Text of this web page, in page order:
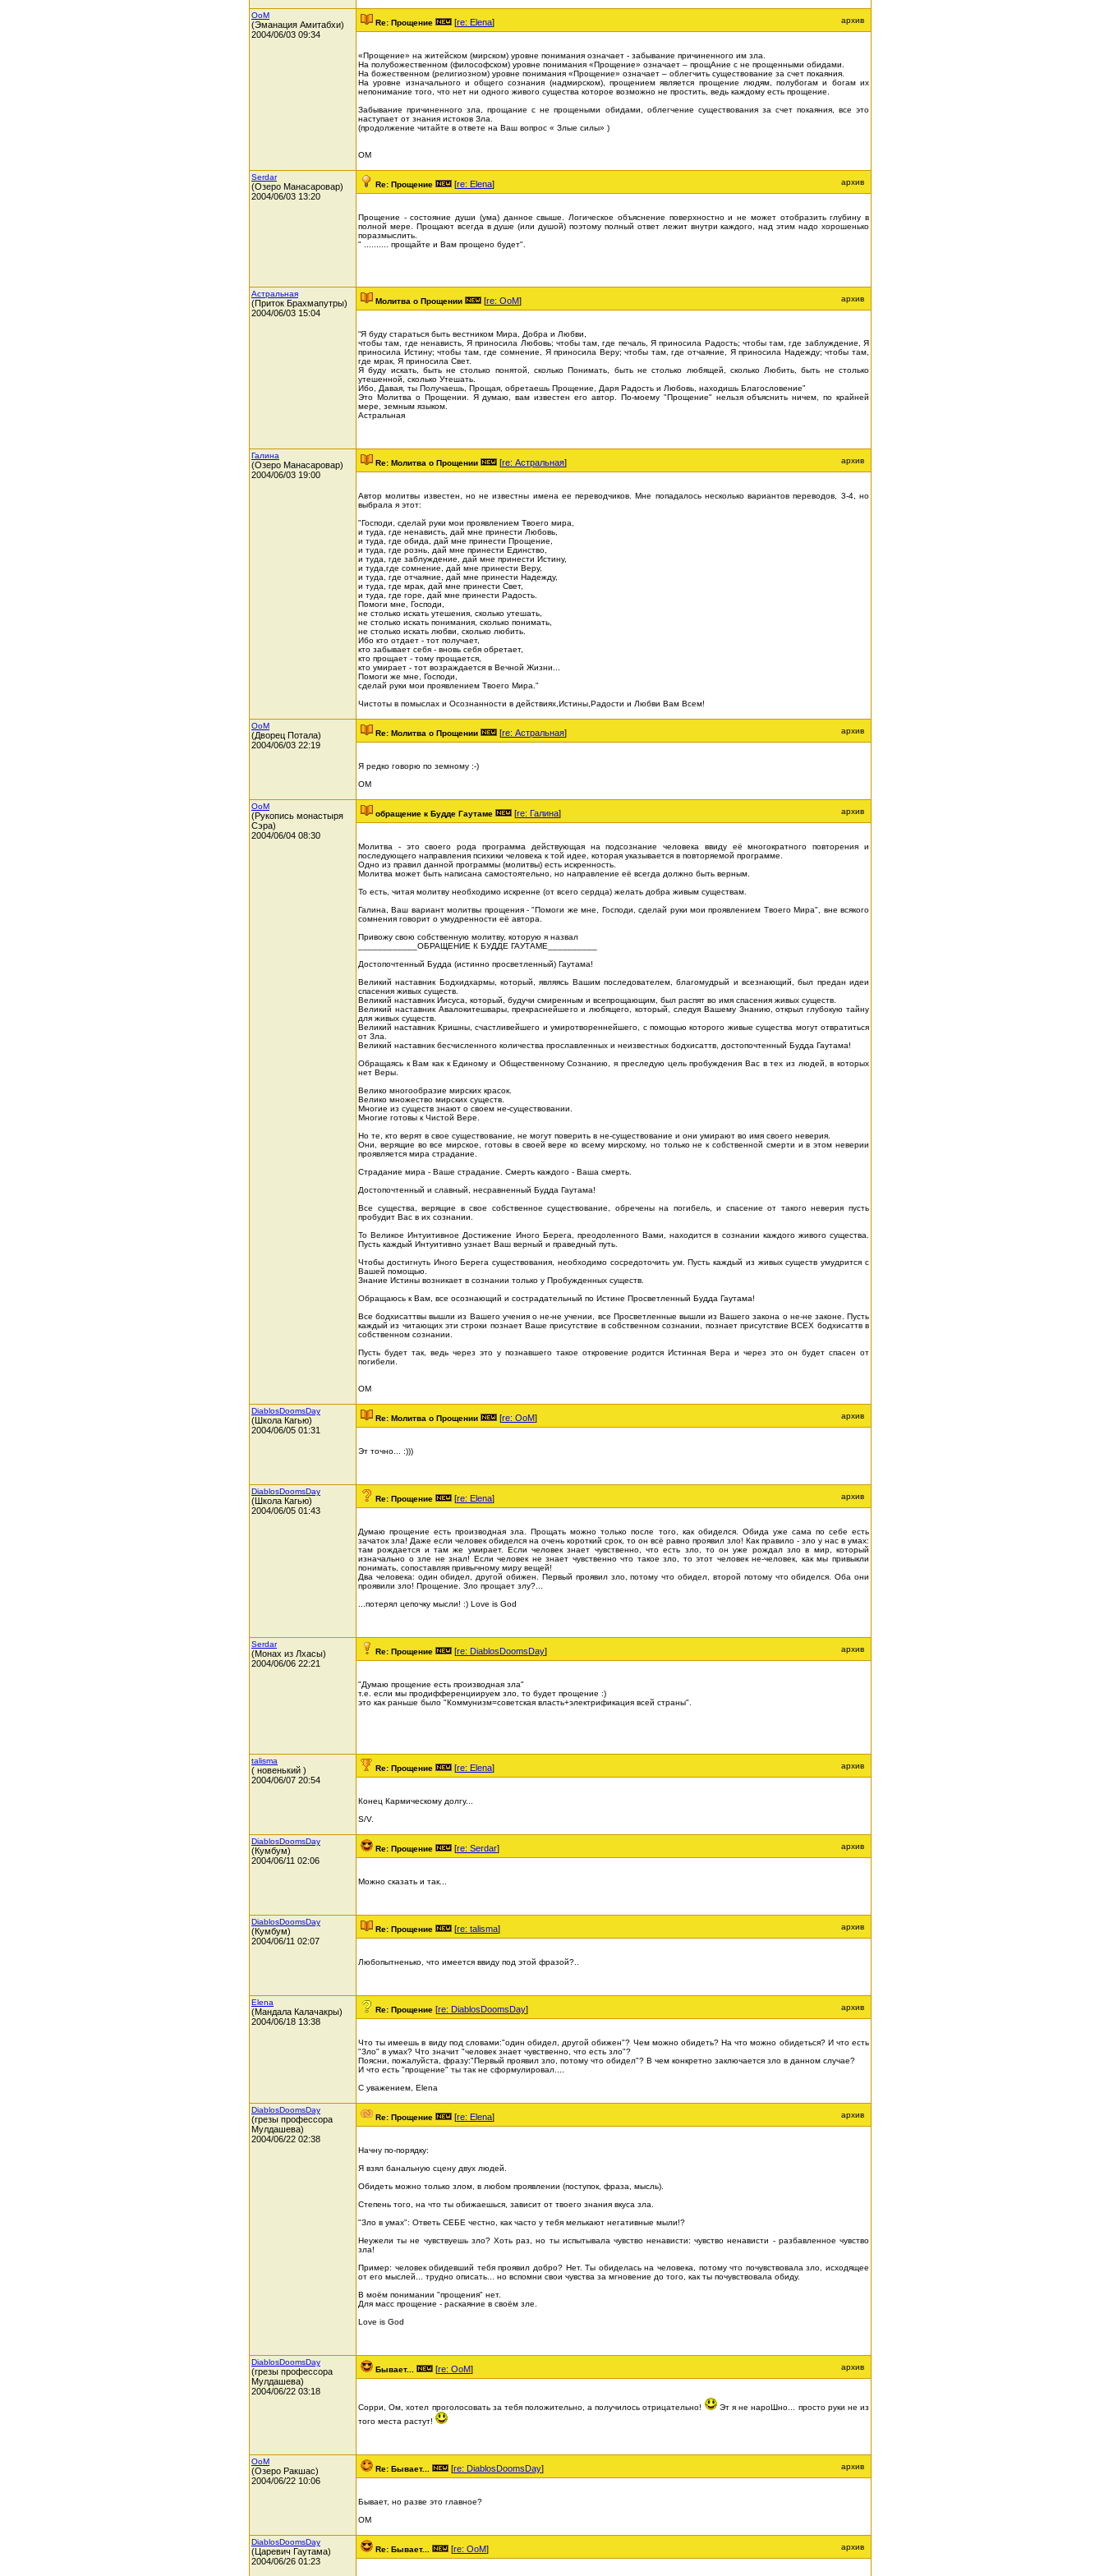
OoM
(Эманация Амитабхи)
2004/06/03 09:34
Re: Прощение [re: Elena] архив
«Прощение» на житейском (мирском) уровне понимания означает - забывание причиненного им зла.
На полубожественном (философском) уровне понимания «Прощение» означает – прощАние с не прощенными обидами.
На божественном (религиозном) уровне понимания «Прощение» означает – облегчить существование за счет покаяния.
На уровне изначального и общего сознания (надмирском), прощением является прощение людям, полубогам и богам их
непонимание того, что нет ни одного живого существа которое возможно не простить, ведь каждому есть прощение.
Забывание причиненного зла, прощание с не прощеными обидами, облегчение существования за счет покаяния, все это
наступает от знания истоков Зла.
(продолжение читайте в ответе на Ваш вопрос « Злые силы» )
ОМ
Serdar
(Озеро Манасаровар)
2004/06/03 13:20
Re: Прощение [re: Elena] архив
Прощение - состояние души (ума) данное свыше. Логическое объяснение поверхностно и не может отобразить глубину в
полной мере. Прощают всегда в душе (или душой) поэтому полный ответ лежит внутри каждого, над этим надо хорошенько
поразмыслить.
" .......... прощайте и Вам прощено будет".
Астральная
(Приток Брахмапутры)
2004/06/03 15:04
Молитва о Прощении [re: OoM] архив
“Я буду стараться быть вестником Мира, Добра и Любви,
чтобы там, где ненависть, Я приносила Любовь; чтобы там, где печаль, Я приносила Радость; чтобы там, где заблуждение, Я
приносила Истину; чтобы там, где сомнение, Я приносила Веру; чтобы там, где отчаяние, Я приносила Надежду; чтобы там,
где мрак, Я приносила Свет.
Я буду искать, быть не столько понятой, сколько Понимать, быть не столько любящей, сколько Любить, быть не столько
утешенной, сколько Утешать.
Ибо, Давая, ты Получаешь, Прощая, обретаешь Прощение, Даря Радость и Любовь, находишь Благословение”
Это Молитва о Прощении. Я думаю, вам известен его автор. По-моему "Прощение" нельзя объяснить ничем, по крайней
мере, земным языком.
Астральная
Галина
(Озеро Манасаровар)
2004/06/03 19:00
Re: Молитва о Прощении [re: Астральная] архив
Автор молитвы известен, но не известны имена ее переводчиков. Мне попадалось несколько вариантов переводов, 3-4, но
выбрала я этот:
"Господи, сделай руки мои проявлением Твоего мира,
и туда, где ненависть, дай мне принести Любовь,
и туда, где обида, дай мне принести Прощение,
и туда, где рознь, дай мне принести Единство,
и туда, где заблуждение, дай мне принести Истину,
и туда,где сомнение, дай мне принести Веру,
и туда, где отчаяние, дай мне принести Надежду,
и туда, где мрак, дай мне принести Свет,
и туда, где горе, дай мне принести Радость.
Помоги мне, Господи,
не столько искать утешения, сколько утешать,
не столько искать понимания, сколько понимать,
не столько искать любви, сколько любить.
Ибо кто отдает - тот получает,
кто забывает себя - вновь себя обретает,
кто прощает - тому прощается,
кто умирает - тот возраждается в Вечной Жизни...
Помоги же мне, Господи,
сделай руки мои проявлением Твоего Мира."
Чистоты в помыслах и Осознанности в действиях,Истины,Радости и Любви Вам Всем!
OoM
(Дворец Потала)
2004/06/03 22:19
Re: Молитва о Прощении [re: Астральная] архив
Я редко говорю по земному :-)
ОМ
OoM
(Рукопись монастыря
Сэра)
2004/06/04 08:30
обращение к Будде Гаутаме [re: Галина] архив
Молитва - это своего рода программа действующая на подсознание человека ввиду её многократного повторения и
последующего направления психики человека к той идее, которая указывается в повторяемой программе.
Одно из правил данной программы (молитвы) есть искренность.
Молитва может быть написана самостоятельно, но направление её всегда должно быть верным.
То есть, читая молитву необходимо искренне (от всего сердца) желать добра живым существам.
Галина, Ваш вариант молитвы прощения - "Помоги же мне, Господи, сделай руки мои проявлением Твоего Мира", вне всякого
сомнения говорит о умудренности её автора.
Привожу свою собственную молитву, которую я назвал
____________ОБРАЩЕНИЕ К БУДДЕ ГАУТАМЕ__________
Достопочтенный Будда (истинно просветленный) Гаутама!
Великий наставник Бодхидхармы, который, являясь Вашим последователем, благомудрый и всезнающий, был предан идеи
спасения живых существ.
Великий наставник Иисуса, который, будучи смиренным и всепрощающим, был распят во имя спасения живых существ.
Великий наставник Авалокитешвары, прекраснейшего и любящего, который, следуя Вашему Знанию, открыл глубокую тайну
для живых существ.
Великий наставник Кришны, счастливейшего и умиротвореннейшего, с помощью которого живые существа могут отвратиться
от Зла.
Великий наставник бесчисленного количества прославленных и неизвестных бодхисаттв, достопочтенный Будда Гаутама!
Обращаясь к Вам как к Единому и Общественному Сознанию, я преследую цель пробуждения Вас в тех из людей, в которых
нет Веры.
Велико многообразие мирских красок.
Велико множество мирских существ.
Многие из существ знают о своем не-существовании.
Многие готовы к Чистой Вере.
Но те, кто верят в свое существование, не могут поверить в не-существование и они умирают во имя своего неверия.
Они, верящие во все мирское, готовы в своей вере ко всему мирскому, но только не к собственной смерти и в этом неверии
проявляется мира страдание.
Страдание мира - Ваше страдание. Смерть каждого - Ваша смерть.
Достопочтенный и славный, несравненный Будда Гаутама!
Все существа, верящие в свое собственное существование, обречены на погибель, и спасение от такого неверия пусть
пробудит Вас в их сознании.
То Великое Интуитивное Достижение Иного Берега, преодоленного Вами, находится в сознании каждого живого существа.
Пусть каждый Интуитивно узнает Ваш верный и праведный путь.
Чтобы достигнуть Иного Берега существования, необходимо сосредоточить ум. Пусть каждый из живых существ умудрится с
Вашей помощью.
Знание Истины возникает в сознании только у Пробужденных существ.
Обращаюсь к Вам, все осознающий и сострадательный по Истине Просветленный Будда Гаутама!
Все бодхисаттвы вышли из Вашего учения о не-не учении, все Просветленные вышли из Вашего закона о не-не законе. Пусть
каждый из читающих эти строки познает Ваше присутствие в собственном сознании, познает присутствие ВСЕХ бодхисаттв в
собственном сознании.
Пусть будет так, ведь через это у познавшего такое откровение родится Истинная Вера и через это он будет спасен от
погибели.
ОМ
DiablosDoomsDay
(Школа Кагью)
2004/06/05 01:31
Re: Молитва о Прощении [re: OoM] архив
Эт точно... :)))
DiablosDoomsDay
(Школа Кагью)
2004/06/05 01:43
Re: Прощение [re: Elena] архив
Думаю прощение есть производная зла. Прощать можно только после того, как обиделся. Обида уже сама по себе есть
зачаток зла! Даже если человек обиделся на очень короткий срок, то он всё равно проявил зло! Как правило - зло у нас в умах:
там рождается и там же умирает. Если человек знает чувственно, что есть зло, то он уже рождал зло в мир, который
изначально о зле не знал! Если человек не знает чувственно что такое зло, то этот человек не-человек, как мы привыкли
понимать, сопоставляя привычному миру вещей!
Два человека: один обидел, другой обижен. Первый проявил зло, потому что обидел, второй потому что обиделся. Оба они
проявили зло! Прощение. Зло прощает злу?...
...потерял цепочку мысли! :) Love is God
Serdar
(Монах из Лхасы)
2004/06/06 22:21
Re: Прощение [re: DiablosDoomsDay] архив
"Думаю прощение есть производная зла"
т.е. если мы продифференциируем зло, то будет прощение :)
это как раньше было "Коммунизм=советская власть+электрификация всей страны".
talisma
( новенький )
2004/06/07 20:54
Re: Прощение [re: Elena] архив
Конец Кармическому долгу...
S/V.
DiablosDoomsDay
(Кумбум)
2004/06/11 02:06
Re: Прощение [re: Serdar] архив
Можно сказать и так...
DiablosDoomsDay
(Кумбум)
2004/06/11 02:07
Re: Прощение [re: talisma] архив
Любопытненько, что имеется ввиду под этой фразой?..
Elena
(Мандала Калачакры)
2004/06/18 13:38
Re: Прощение [re: DiablosDoomsDay] архив
Что ты имеешь в виду под словами:"один обидел, другой обижен"? Чем можно обидеть? На что можно обидеться? И что есть
"Зло" в умах? Что значит "человек знает чувственно, что есть зло"?
Поясни, пожалуйста, фразу:"Первый проявил зло, потому что обидел"? В чем конкретно заключается зло в данном случае?
И что есть "прощение" ты так не сформулировал....
С уважением, Elena
DiablosDoomsDay
(грезы профессора
Мулдашева)
2004/06/22 02:38
Re: Прощение [re: Elena] архив
Начну по-порядку:
Я взял банальную сцену двух людей.
Обидеть можно только злом, в любом проявлении (поступок, фраза, мысль).
Степень того, на что ты обижаешься, зависит от твоего знания вкуса зла.
"Зло в умах": Ответь СЕБЕ честно, как часто у тебя мелькают негативные мыли!?
Неужели ты не чувствуешь зло? Хоть раз, но ты испытывала чувство ненависти: чувство ненависти - разбавленное чувство
зла!
Пример: человек обидевший тебя проявил добро? Нет. Ты обиделась на человека, потому что почувствовала зло, исходящее
от его мыслей... трудно описать... но вспомни свои чувства за мгновение до того, как ты почувствовала обиду.
В моём понимании "прощения" нет.
Для масс прощение - раскаяние в своём зле.
Love is God
DiablosDoomsDay
(грезы профессора
Мулдашева)
2004/06/22 03:18
Бывает... [re: OoM] архив
Сорри, Ом, хотел проголосовать за тебя положительно, а получилось отрицательно!
Эт я не нароШно... просто руки не из
того места растут!
OoM
(Озеро Ракшас)
2004/06/22 10:06
Re: Бывает... [re: DiablosDoomsDay] архив
Бывает, но разве это главное?
ОМ
DiablosDoomsDay
(Царевич Гаутама)
2004/06/26 01:23
Re: Бывает... [re: OoM] архив